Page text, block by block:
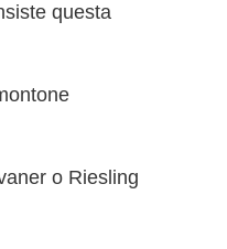
questa
o Riesling